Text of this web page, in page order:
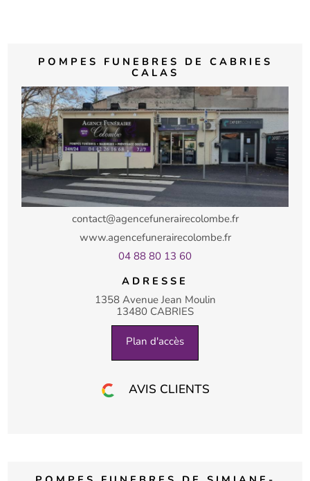
POMPES FUNEBRES DE CABRIES
CALAS
contact@agencefunerairecolombe.fr
www.agencefunerairecolombe.fr
04 88 80 13 60
ADRESSE
1358 Avenue Jean Moulin
13480 CABRIES
Plan d'accès
AVIS CLIENTS